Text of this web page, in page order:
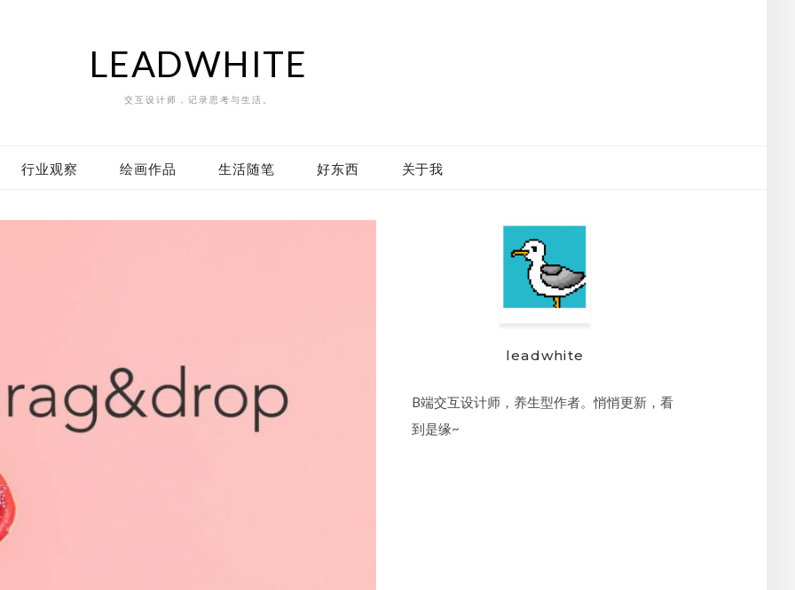
LEADWHITE
交互设计师，记录思考与生活。
行业观察 绘画作品 生活随笔 好东西 关于我
leadwhite
B端交互设计师，养生型作者。悄悄更新，看
到是缘~